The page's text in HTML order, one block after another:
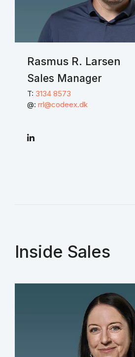
Rasmus R. Larsen
Sales Manager
T: 3134 8573
@: rrl@codeex.dk
Inside Sales